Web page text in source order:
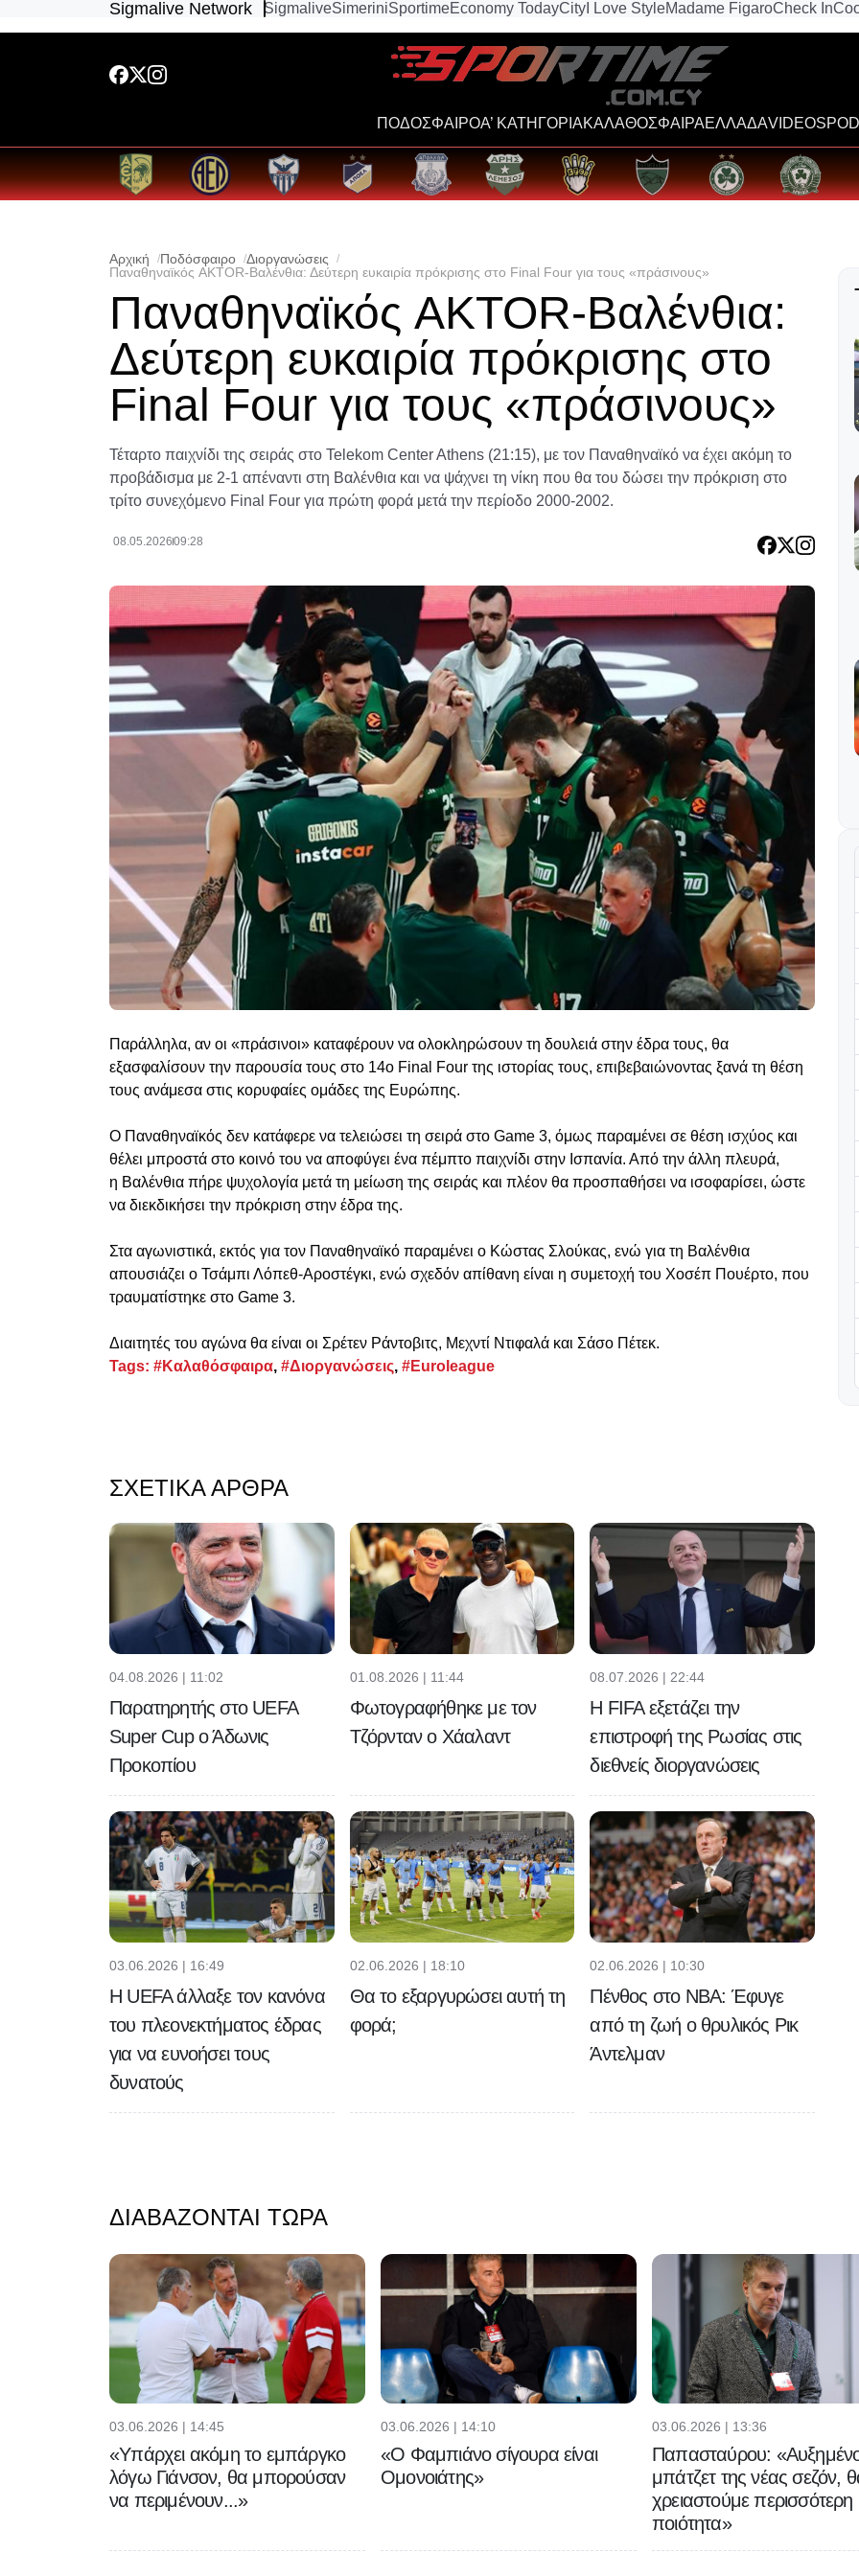
Sigmalive Network SigmaliveSimeriniSportimeEconomy TodayCity I Love StyleMadame FigaroCheck In
ΠΟΔΟΣΦΑΙΡΟΑ’ ΚΑΤΗΓΟΡΙΑΚΑΛΑΘΟΣΦΑΙΡΑΕΛΛΑΔΑVIDEOS
Αρχική Ποδόσφαιρο
Διοργανώσεις
Παναθηναϊκός AKTOR-Βαλένθια: Δεύτερη ευκαιρία πρόκρισης στο Final Four για τους «πράσινους»
Παναθηναϊκός AKTOR-Βαλένθια:
Δεύτερη ευκαιρία πρόκρισης στο
Final Four για τους «πράσινους»
Τέταρτο παιχνίδι της σειράς στο Telekom Center Athens (21:15), με τον Παναθηναϊκό να έχει ακόμη το
προβάδισμα με 2-1 απέναντι στη Βαλένθια και να ψάχνει τη νίκη που θα του δώσει την πρόκριση στο
τρίτο συνεχόμενο Final Four για πρώτη φορά μετά την περίοδο 2000-2002.
08.05.202609:28
Παράλληλα, αν οι «πράσινοι» καταφέρουν να ολοκληρώσουν τη δουλειά στην έδρα τους, θα
εξασφαλίσουν την παρουσία τους στο 14ο Final Four της ιστορίας τους, επιβεβαιώνοντας ξανά τη θέση
τους ανάμεσα στις κορυφαίες ομάδες της Ευρώπης.
Ο Παναθηναϊκός δεν κατάφερε να τελειώσει τη σειρά στο Game 3, όμως παραμένει σε θέση ισχύος και
θέλει μπροστά στο κοινό του να αποφύγει ένα πέμπτο παιχνίδι στην Ισπανία. Από την άλλη πλευρά,
η Βαλένθια πήρε ψυχολογία μετά τη μείωση της σειράς και πλέον θα προσπαθήσει να ισοφαρίσει, ώστε
να διεκδικήσει την πρόκριση στην έδρα της.
Στα αγωνιστικά, εκτός για τον Παναθηναϊκό παραμένει ο Κώστας Σλούκας, ενώ για τη Βαλένθια
απουσιάζει ο Τσάμπι Λόπεθ-Αροστέγκι, ενώ σχεδόν απίθανη είναι η συμετοχή του Χοσέπ Πουέρτο, που
τραυματίστηκε στο Game 3.
Διαιτητές του αγώνα θα είναι οι Σρέτεν Ράντοβιτς, Μεχντί Ντιφαλά και Σάσο Πέτεκ.
Tags: #Καλαθόσφαιρα, #Διοργανώσεις, #Euroleague
ΣΧΕΤΙΚΆ ΆΡΘΡΑ
04.08.2026 | 11:02
Παρατηρητής στο UEFA
Super Cup ο Άδωνις
Προκοπίου
01.08.2026 | 11:44
Φωτογραφήθηκε με τον
Τζόρνταν ο Χάαλαντ
08.07.2026 | 22:44
Η FIFA εξετάζει την
επιστροφή της Ρωσίας στις
διεθνείς διοργανώσεις
03.06.2026 | 16:49
H UEFA άλλαξε τον κανόνα
του πλεονεκτήματος έδρας
για να ευνοήσει τους
δυνατούς
02.06.2026 | 18:10
Θα το εξαργυρώσει αυτή τη
φορά;
02.06.2026 | 10:30
Πένθος στο NBA: Έφυγε
από τη ζωή ο θρυλικός Ρικ
Άντελμαν
ΔΙΑΒΆΖΟΝΤΑΙ ΤΏΡΑ
03.06.2026 | 14:45
«Υπάρχει ακόμη το εμπάργκο
λόγω Γιάνσον, θα μπορούσαν
να περιμένουν...»
03.06.2026 | 14:10
«Ο Φαμπιάνο σίγουρα είναι
Ομονοιάτης»
03.06.2026 | 13:36
Παπασταύρου:
μπάτζετ της νέας σεζόν,
χρειαστούμε περισσότερη
ποιότητα»